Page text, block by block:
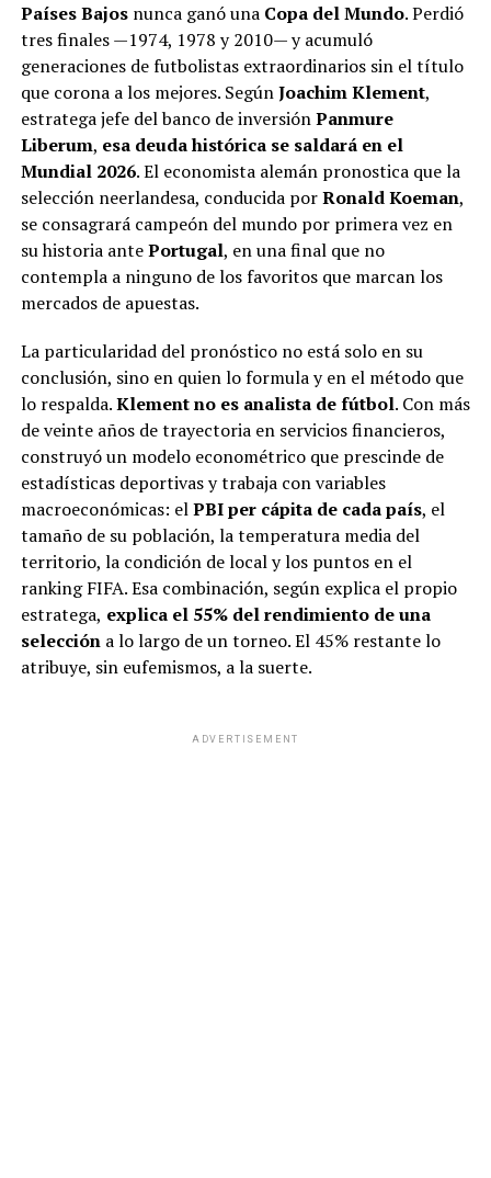
Países Bajosnunca ganó una Copa del Mundo. Perdió
tres finales —1974, 1978 y 2010— y acumuló
generaciones de futbolistas extraordinarios sin el título
que corona a los mejores. SegúnJoachim Klement,
estratega jefe del banco de inversiónPanmure
Liberum, esa deuda histórica se saldará en el
Mundial 2026. El economista alemán pronostica que la
selección neerlandesa, conducida porRonald Koeman,
se consagrará campeón del mundo por primera vez en
su historia antePortugal, en una final que no
contempla a ninguno de los favoritos que marcan los
mercados de apuestas.
La particularidad del pronóstico no está solo en su
conclusión, sino en quien lo formula y en el método que
lo respalda.Klement no es analista de fútbol. Con más
de veinte años de trayectoria en servicios financieros,
construyó un modelo econométrico que prescinde de
estadísticas deportivas y trabaja con variables
macroeconómicas: elPBI per cápita de cada país, el
tamaño de su población, la temperatura media del
territorio, la condición de local y los puntos en el
ranking FIFA. Esa combinación, según explica el propio
estratega, explica el 55% del rendimiento de una
seleccióna lo largo de un torneo. El 45% restante lo
atribuye, sin eufemismos, a la suerte.
ADVERTISEMENT